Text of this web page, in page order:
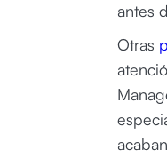
antes
Otras